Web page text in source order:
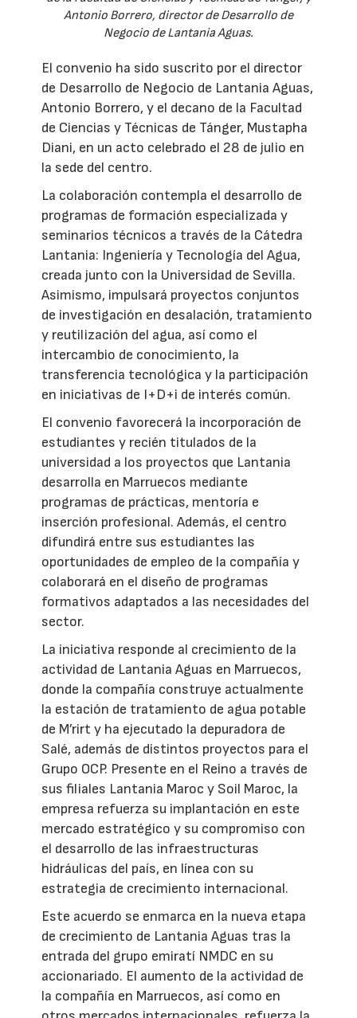
Antonio Borrero, director de Desarrollo de
Negocio de Lantania Aguas.
El convenio ha sido suscrito por el director
de Desarrollo de Negocio de Lantania Aguas,
Antonio Borrero, y el decano de la Facultad
de Ciencias y Técnicas de Tánger, Mustapha
Diani, en un acto celebrado el 28 de julio en
la sede del centro.
La colaboración contempla el desarrollo de
programas de formación especializada y
seminarios técnicos a través de la Cátedra
Lantania: Ingeniería y Tecnología del Agua,
creada junto con la Universidad de Sevilla.
Asimismo, impulsará proyectos conjuntos
de investigación en desalación, tratamiento
y reutilización del agua, así como el
intercambio de conocimiento, la
transferencia tecnológica y la participación
en iniciativas de I+D+i de interés común.
El convenio favorecerá la incorporación de
estudiantes y recién titulados de la
universidad a los proyectos que Lantania
desarrolla en Marruecos mediante
programas de prácticas, mentoría e
inserción profesional. Además, el centro
difundirá entre sus estudiantes las
oportunidades de empleo de la compañía y
colaborará en el diseño de programas
formativos adaptados a las necesidades del
sector.
La iniciativa responde al crecimiento de la
actividad de Lantania Aguas en Marruecos,
donde la compañía construye actualmente
la estación de tratamiento de agua potable
de M’rirt y ha ejecutado la depuradora de
Salé, además de distintos proyectos para el
Grupo OCP. Presente en el Reino a través de
sus filiales Lantania Maroc y Soil Maroc, la
empresa refuerza su implantación en este
mercado estratégico y su compromiso con
el desarrollo de las infraestructuras
hidráulicas del país, en línea con su
estrategia de crecimiento internacional.
Este acuerdo se enmarca en la nueva etapa
de crecimiento de Lantania Aguas tras la
entrada del grupo emiratí NMDC en su
accionariado. El aumento de la actividad de
la compañía en Marruecos, así como en